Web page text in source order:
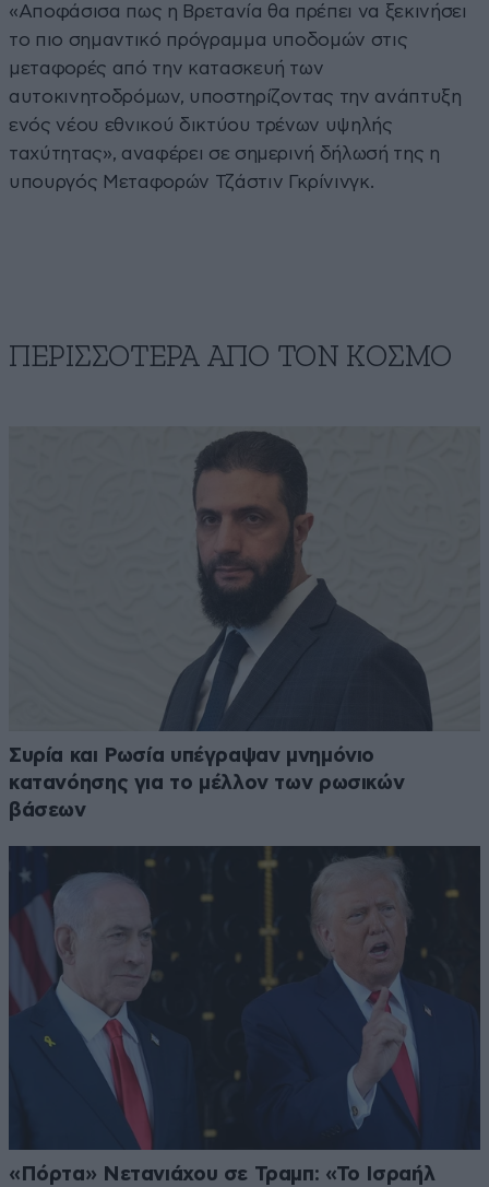
«Αποφάσισα πως η Βρετανία θα πρέπει να ξεκινήσει
το πιο σημαντικό πρόγραμμα υποδομών στις
μεταφορές από την κατασκευή των
αυτοκινητοδρόμων, υποστηρίζοντας την ανάπτυξη
ενός νέου εθνικού δικτύου τρένων υψηλής
ταχύτητας», αναφέρει σε σημερινή δήλωσή της η
υπουργός Μεταφορών Τζάστιν Γκρίνινγκ.
ΠΕΡΙΣΣΟΤΕΡΑ ΑΠΟ ΤΟΝ ΚΟΣΜΟ
Συρία και Ρωσία υπέγραψαν μνημόνιο
κατανόησης για το μέλλον των ρωσικών
βάσεων
«Πόρτα» Νετανιάχου σε Τραμπ: «Το Ισραήλ